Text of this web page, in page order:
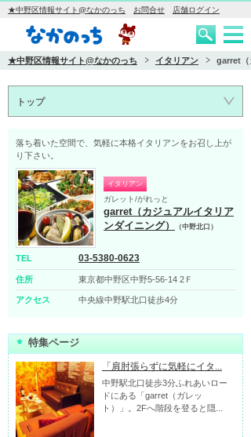
★中野区情報サイト@なかのっち お問合せ 店舗ログイン
★中野区情報サイト@なかのっち イタリアン garret（
トップ
落ち着いた空間で、気軽に本格イタリアンをお召し上が
り下さい。
イタリアン
ガレット/がれっと
garret（カジュアルイタリア
ンダイニング）
（中野北口）
TEL 03-5380-0623
住所 東京都中野区中野5-56-14 2Ｆ
アクセス 中央線中野駅北口徒歩4分
特集ページ
「肩肘張らずに気軽にイタ...
中野駅北口徒歩3分ふれあいロー
ドにある「garret（ガレッ
ト）」。2Fへ階段を登ると隠...